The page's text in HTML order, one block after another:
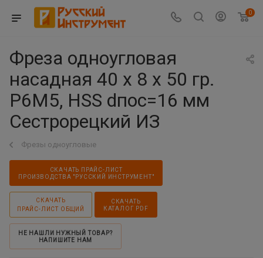
0
Фреза одноугловая
насадная 40 х 8 х 50 гр.
Р6М5, HSS dпос=16 мм
Сестрорецкий ИЗ
Фрезы одноугловые
СКАЧАТЬ ПРАЙС-ЛИСТ
ПРОИЗВОДСТВА "РУССКИЙ ИНСТРУМЕНТ"
СКАЧАТЬ
ПРАЙС-ЛИСТ ОБЩИЙ
СКАЧАТЬ
КАТАЛОГ PDF
НЕ НАШЛИ НУЖНЫЙ ТОВАР?
НАПИШИТЕ НАМ